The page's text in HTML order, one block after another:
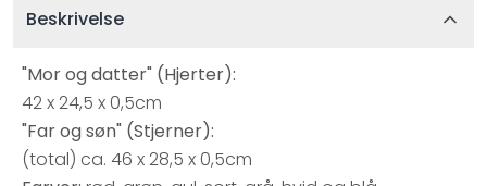
Beskrivelse
"Mor og datter" (Hjerter):
42 x 24,5 x 0,5cm
"Far og søn" (Stjerner):
(total) ca. 46 x 28,5 x 0,5cm